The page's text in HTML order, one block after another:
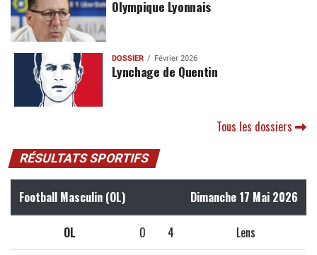
Olympique Lyonnais
DOSSIER Février 2026
Lynchage de Quentin
Tous les dossiers
RÉSULTATS SPORTIFS
Football Masculin (OL) Dimanche 17 Mai 2026
OL 0 4 Lens